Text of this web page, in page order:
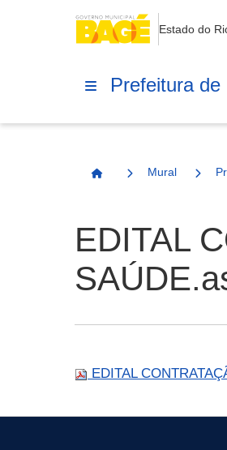
Estado do
Prefeitura de
Página Inicial
Mural
EDITAL
EDITAL